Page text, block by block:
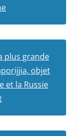
plus grande
objet
et la Russie